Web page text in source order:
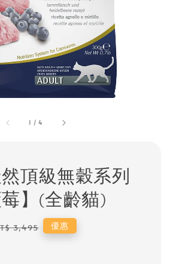
1 /4
頂級無穀系列
莓】(全齡貓)
3,495 優惠